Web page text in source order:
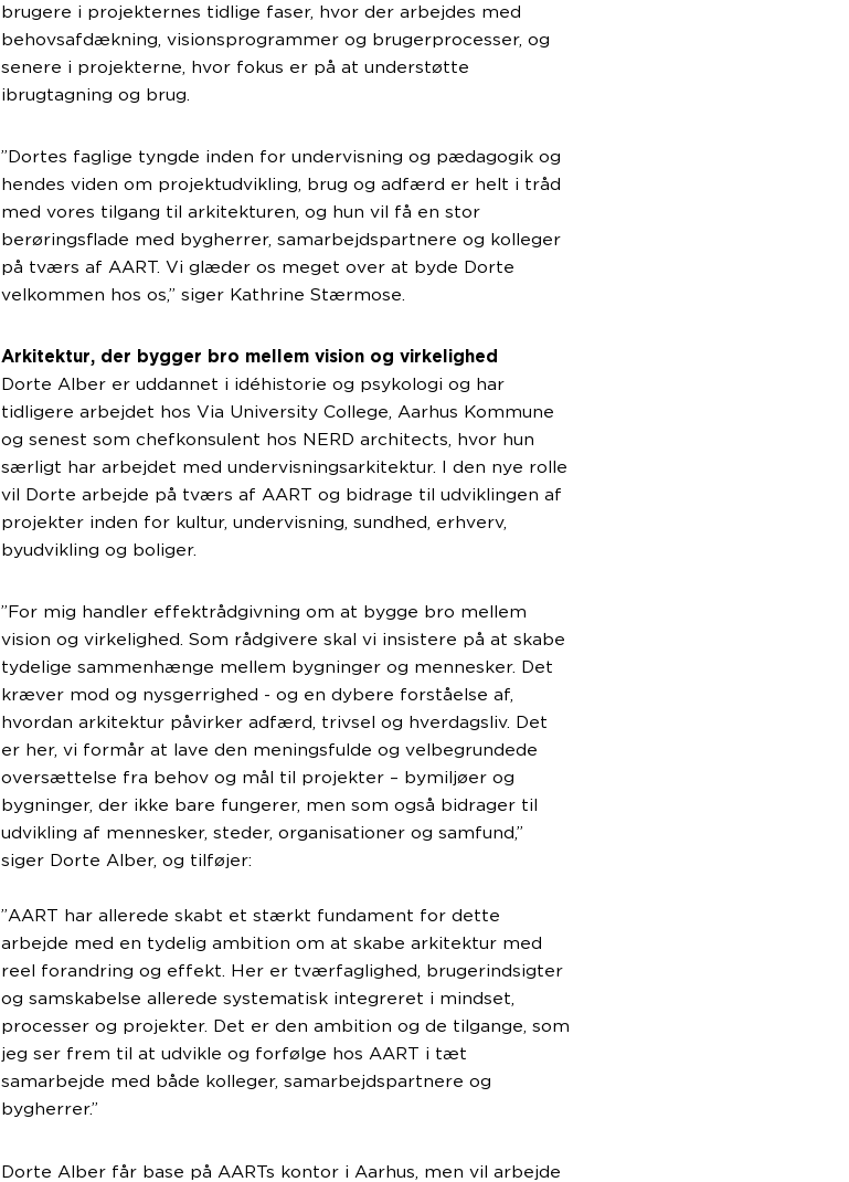
brugere i projekternes tidlige faser, hvor der arbejdes med
behovsafdækning, visionsprogrammer og brugerprocesser, og
senere i projekterne, hvor fokus er på at understøtte
ibrugtagning og brug.
”Dortes faglige tyngde inden for undervisning og pædagogik og
hendes viden om projektudvikling, brug og adfærd er helt i tråd
med vores tilgang til arkitekturen, og hun vil få en stor
berøringsflade med bygherrer, samarbejdspartnere og kolleger
på tværs af AART. Vi glæder os meget over at byde Dorte
velkommen hos os,” siger Kathrine Stærmose.
Arkitektur, der bygger bro mellem vision og virkelighed
Dorte Alber er uddannet i idéhistorie og psykologi og har
tidligere arbejdet hos Via University College, Aarhus Kommune
og senest som chefkonsulent hos NERD architects, hvor hun
særligt har arbejdet med undervisningsarkitektur. I den nye rolle
vil Dorte arbejde på tværs af AART og bidrage til udviklingen af
projekter inden for kultur, undervisning, sundhed, erhverv,
byudvikling og boliger.
”For mig handler effektrådgivning om at bygge bro mellem
vision og virkelighed. Som rådgivere skal vi insistere på at skabe
tydelige sammenhænge mellem bygninger og mennesker. Det
kræver mod og nysgerrighed - og en dybere forståelse af,
hvordan arkitektur påvirker adfærd, trivsel og hverdagsliv. Det
er her, vi formår at lave den meningsfulde og velbegrundede
oversættelse fra behov og mål til projekter – bymiljøer og
bygninger, der ikke bare fungerer, men som også bidrager til
udvikling af mennesker, steder, organisationer og samfund,”
siger Dorte Alber, og tilføjer:
”AART har allerede skabt et stærkt fundament for dette
arbejde med en tydelig ambition om at skabe arkitektur med
reel forandring og effekt. Her er tværfaglighed, brugerindsigter
og samskabelse allerede systematisk integreret i mindset,
processer og projekter. Det er den ambition og de tilgange, som
jeg ser frem til at udvikle og forfølge hos AART i tæt
samarbejde med både kolleger, samarbejdspartnere og
bygherrer.”
Dorte Alber får base på AARTs kontor i Aarhus, men vil arbejde